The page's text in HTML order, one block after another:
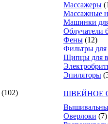
(102)
Массажеры
Массажные
Машинки
Облучатели
Фены (12)
Фильтры
Щипцы для
Эпиляторы
ШВЕЙНОЕ
Оверлоки (7)